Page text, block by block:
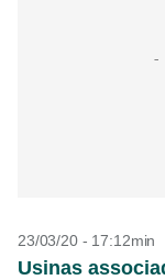
23/03/20 - 17:12min
Usinas